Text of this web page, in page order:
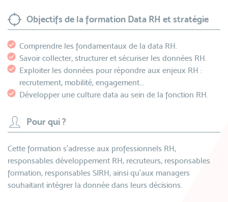
Objectifs de la formation Data RH et stratégie
Comprendre les fondamentaux de la data RH.
Savoir collecter, structurer et sécuriser les données RH.
Exploiter les données pour répondre aux enjeux RH :
recrutement, mobilité, engagement...
Développer une culture data au sein de la fonction RH.
Pour qui ?
Cette formation s’adresse aux professionnels RH,
responsables développement RH, recruteurs, responsables
formation, responsables SIRH, ainsi qu’aux managers
souhaitant intégrer la donnée dans leurs décisions.